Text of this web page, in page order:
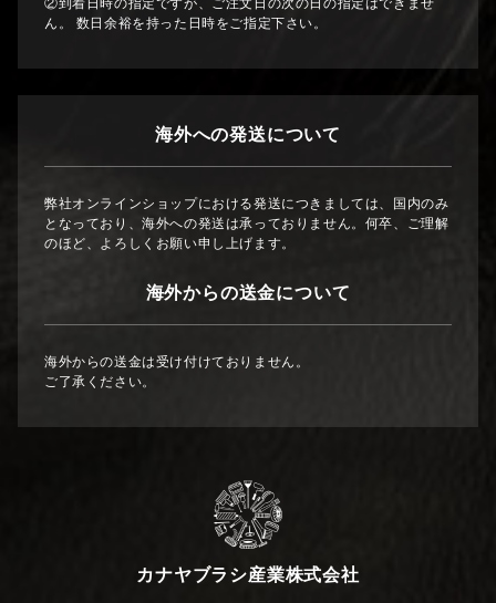
②到着日時の指定ですが、ご注文日の次の日の指定はできませ
ん。 数日余裕を持った日時をご指定下さい。
海外への発送について
弊社オンラインショップにおける発送につきましては、国内のみ
となっており、海外への発送は承っておりません。何卒、ご理解
のほど、よろしくお願い申し上げます。
海外からの送金について
海外からの送金は受け付けておりません。
ご了承ください。
カナヤブラシ産業株式会社